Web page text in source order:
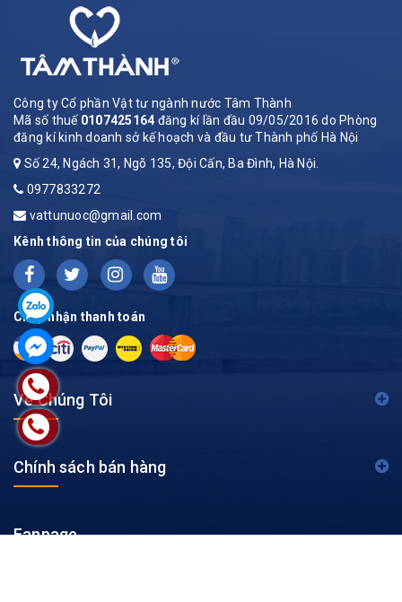
Công ty Cổ phần Vật tư ngành nước Tâm Thành
Mã số thuế 0107425164 đăng kí lần đầu 09/05/2016 do Phòng
đăng kí kinh doanh sở kế hoạch và đầu tư Thành phố Hà Nội
Số 24, Ngách 31, Ngõ 135, Đội Cấn, Ba Đình, Hà Nội.
0977833272
vattunuoc@gmail.com
Kênh thông tin của chúng tôi
Chấp nhận thanh toán
Về Chúng Tôi
Chính sách bán hàng
Fanpage